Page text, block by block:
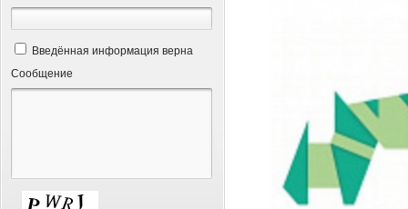
Введённая информация верна
Сообщение